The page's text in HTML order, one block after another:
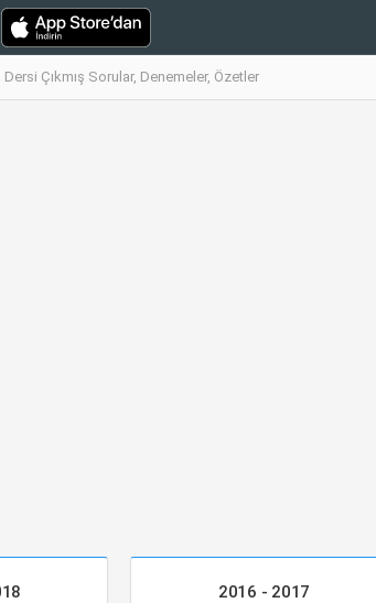
Çıkmış Sorular, Denemeler, Özetler
2016 - 2017